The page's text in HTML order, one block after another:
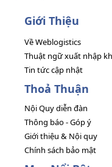
Giới Thiệu
Về Weblogistics
Thuật ngữ xuất nhập
Tin tức cập nhật
Thoả Thuận
Nội Quy diễn đàn
Thông báo - Góp ý
Giới thiệu & Nội quy
Chính sách bảo mật